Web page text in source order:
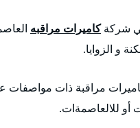
شركةكاميرات مراقبه
و الزوايا.
مراقبة ذات مواصفات
أو للالعاصمةات.